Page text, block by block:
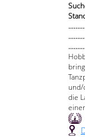
und/
die